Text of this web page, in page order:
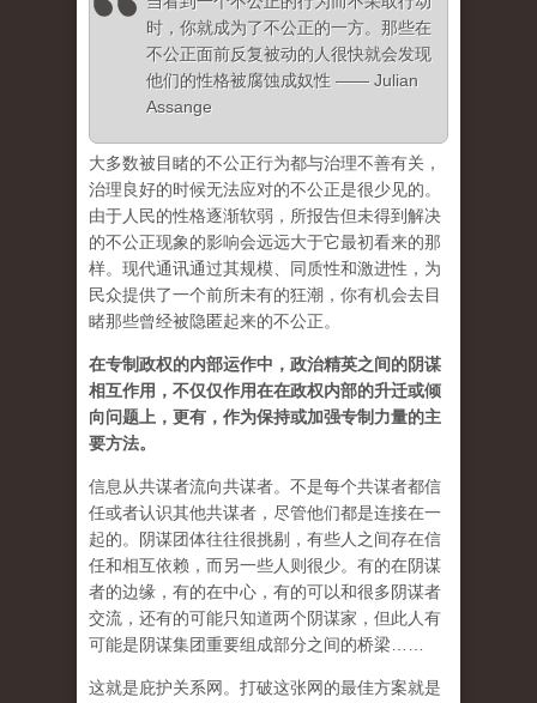
时，你就成为了不公正的一方。那些在
不公正面前反复被动的人很快就会发现
他们的性格被腐蚀成奴性 —— Julian
Assange
大多数被目睹的不公正行为都与治理不善有关，
治理良好的时候无法应对的不公正是很少见的。
由于人民的性格逐渐软弱，所报告但未得到解决
的不公正现象的影响会远远大于它最初看来的那
样。现代通讯通过其规模、同质性和激进性，为
民众提供了一个前所未有的狂潮，你有机会去目
睹那些曾经被隐匿起来的不公正。
在专制政权的内部运作中，政治精英之间的阴谋
相互作用，不仅仅作用在在政权内部的升迁或倾
向问题上，更有，作为保持或加强专制力量的主
要方法。
信息从共谋者流向共谋者。不是每个共谋者都信
任或者认识其他共谋者，尽管他们都是连接在一
起的。阴谋团体往往很挑剔，有些人之间存在信
任和相互依赖，而另一些人则很少。有的在阴谋
者的边缘，有的在中心，有的可以和很多阴谋者
交流，还有的可能只知道两个阴谋家，但此人有
可能是阴谋集团重要组成部分之间的桥梁……
这就是庇护关系网。打破这张网的最佳方案就是